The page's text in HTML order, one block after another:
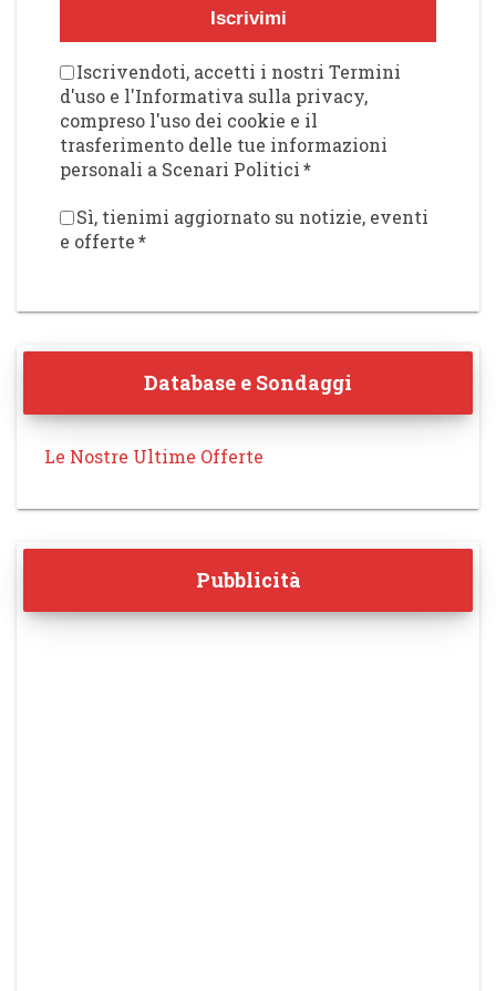
Iscrivimi
Iscrivendoti, accetti i nostri Termini
d'uso e l'Informativa sulla privacy,
compreso l'uso dei cookie e il
trasferimento delle tue informazioni
personali a Scenari Politici*
Sì, tienimi aggiornato su notizie, eventi
e offerte*
Database e Sondaggi
Le Nostre Ultime Offerte
Pubblicità